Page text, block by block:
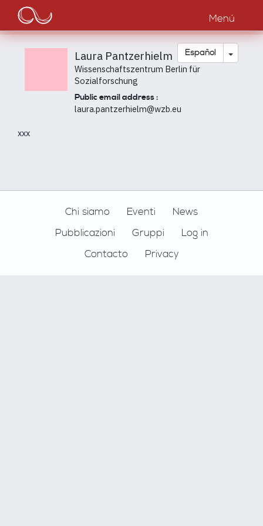
Pasar
contenido
principal
Main
navigation
Menú
Español Toggle
Laura Pantzerhielm
Wissenschaftszentrum Berlin für
Sozialforschung
Public email address :
laura.pantzerhielm@wzb.eu
xxx
Chi siamo Eventi
News
Pubblicazioni
Gruppi
Log in
Contacto
Privacy